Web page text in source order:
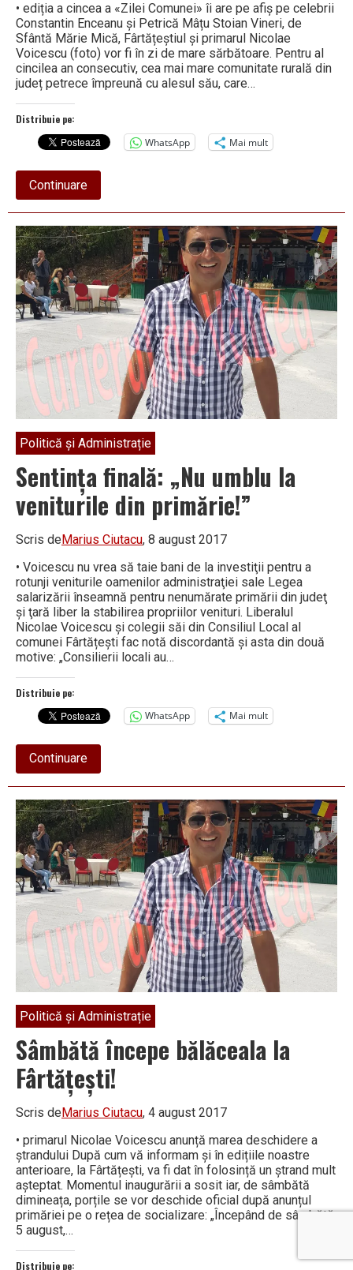
• ediția a cincea a «Zilei Comunei» îi are pe afiș pe celebrii
Constantin Enceanu și Petrică Mâțu Stoian Vineri, de
Sfântă Mărie Mică, Fârtățeștiul și primarul Nicolae
Voicescu (foto) vor fi în zi de mare sărbătoare. Pentru al
cincilea an consecutiv, cea mai mare comunitate rurală din
județ petrece împreună cu alesul său, care…
Distribuie pe:
WhatsApp
Mai mult
Continuareabout
La
Fârtăţeşti,
Bicicleta,
vedeta
de
Sfântă
Mărie
Mică
Politică și Administrație
Sentinţa finală: „Nu umblu la
veniturile din primărie!”
Scris deMarius Ciutacu, 8 august 2017
• Voicescu nu vrea să taie bani de la investiţii pentru a
rotunji veniturile oamenilor administraţiei sale Legea
salarizării înseamnă pentru nenumărate primării din judeţ
şi ţară liber la stabilirea propriilor venituri. Liberalul
Nicolae Voicescu şi colegii săi din Consiliul Local al
comunei Fârtățești fac notă discordantă şi asta din două
motive: „Consilierii locali au…
Distribuie pe:
WhatsApp
Mai mult
Continuareabout
Sentinţa
finală:
umblu
la
veniturile
din
primărie!”
Politică și Administrație
Sâmbătă începe bălăceala la
Fârtățești!
Scris deMarius Ciutacu, 4 august 2017
• primarul Nicolae Voicescu anunță marea deschidere a
ștrandului După cum vă informam și în edițiile noastre
anterioare, la Fârtățești, va fi dat în folosință un ștrand mult
așteptat. Momentul inaugurării a sosit iar, de sâmbătă
dimineața, porțile se vor deschide oficial după anunțul
primăriei pe o rețea de sociali­zare: „Începând de sâmbătă,
5 august,…
Distribuie pe: